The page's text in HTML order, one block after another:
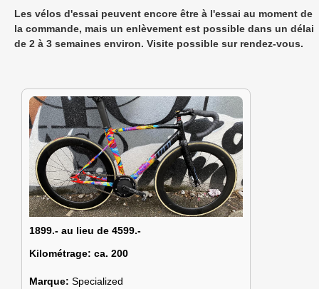
Les vélos d'essai peuvent encore être à l'essai au moment de
la commande, mais un enlèvement est possible dans un délai
de 2 à 3 semaines environ. Visite possible sur rendez-vous.
1899.- au lieu de 4599.-
Kilométrage: ca. 200
Marque: Specialized